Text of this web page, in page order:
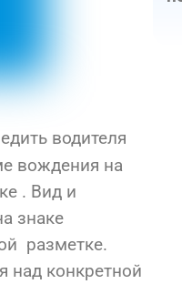
водителя
вождения на
. Вид и
знаке
разметке.
над конкретной